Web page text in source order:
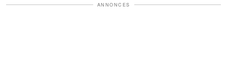
ANNONCES